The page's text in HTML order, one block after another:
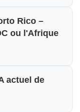
Rico –
ou l'Afrique
actuel de